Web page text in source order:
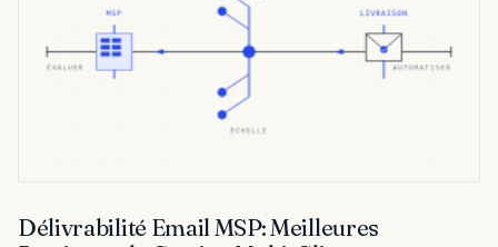
Délivrabilité Email MSP: Meilleures